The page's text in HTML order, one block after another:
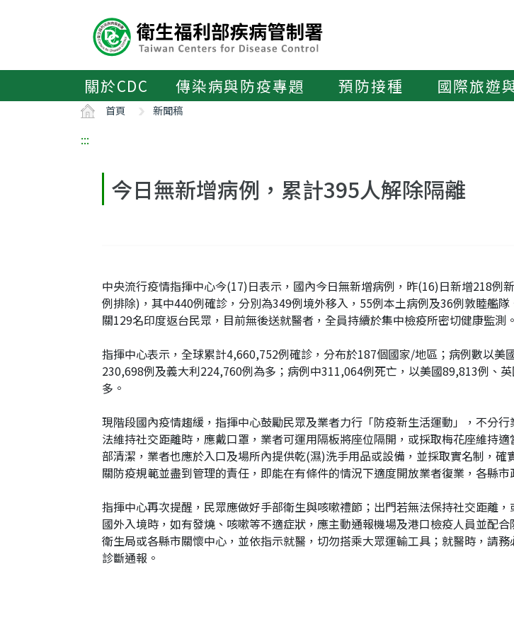
區
關於CDC 傳染病與防疫專題 預防接種 國際旅遊
首頁 新聞稿
:::
今日無新增病例，累計395人解除隔離
中央流行疫情指揮中心今(17)日表示，國內今日無新增病例，昨(16)日新增218
例排除)，其中440例確診，分別為349例境外移入，55例本土病例及36例敦睦艦
關129名印度返台民眾，目前無後送就醫者，全員持續於集中檢疫所密切健康監測。
指揮中心表示，全球累計4,660,752例確診，分布於187個國家/地區；病例數以
230,698例及義大利224,760例為多；病例中311,064例死亡，以美國89,813例、
多。
現階段國內疫情趨緩，指揮中心鼓勵民眾及業者力行「防疫新生活運動」，不分
法維持社交距離時，應戴口罩，業者可運用隔板將座位隔開，或採取梅花座維持
部清潔，業者也應於入口及場所內提供乾(濕)洗手用品或設備，並採取實名制，
關防疫規範並盡到管理的責任，即能在有條件的情況下適度開放業者復業，各縣
指揮中心再次提醒，民眾應做好手部衛生與咳嗽禮節；出門若無法保持社交距離
國外入境時，如有發燒、咳嗽等不適症狀，應主動通報機場及港口檢疫人員並配
衛生局或各縣市關懷中心，並依指示就醫，切勿搭乘大眾運輸工具；就醫時，請
診斷通報。